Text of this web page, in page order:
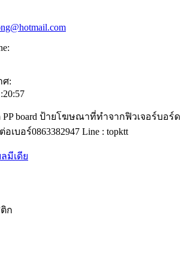
ศ:
board ป้ายโฆษณาที่ทำจากฟิวเจอร์บอร์ด
บอร์0863382947 Line : topktt
มีเดีย
ก